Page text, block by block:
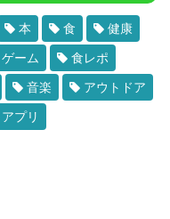
本 食 健康
ゲーム 食レポ
音楽 アウトドア
アプリ